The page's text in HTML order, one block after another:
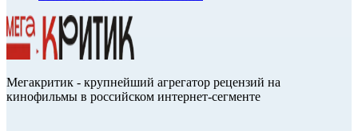
Мегакритик - крупнейший агрегатор рецензий на
кинофильмы в российском интернет-сегменте